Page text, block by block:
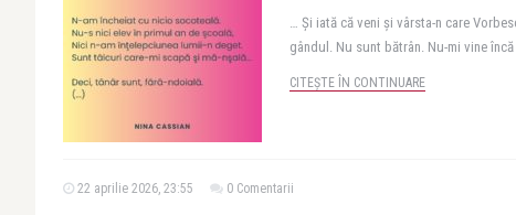
… Şi iată că veni și vârsta-n care
gândul. Nu sunt bătrân. Nu-mi vine
CITEȘTE ÎN CONTINUARE
22 aprilie 2026, 23:55 0 Comentarii